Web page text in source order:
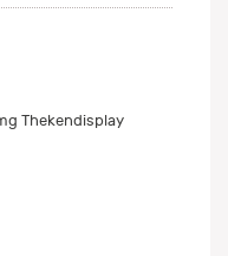
Thekendisplay